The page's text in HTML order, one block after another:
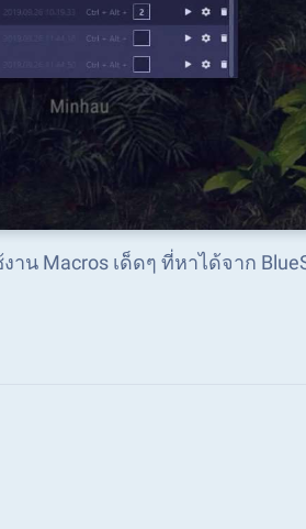
น Macros เด็ดๆ ที่หาได้จาก